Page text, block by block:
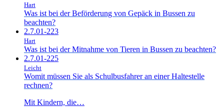
Hart
Was ist bei der Beförderung von Gepäck in Bussen zu
beachten?
2.7.01-223
Hart
Was ist bei der Mitnahme von Tieren in Bussen zu beachten?
2.7.01-225
Leicht
Womit müssen Sie als Schulbusfahrer an einer Haltestelle
rechnen?
Mit Kindern, die…